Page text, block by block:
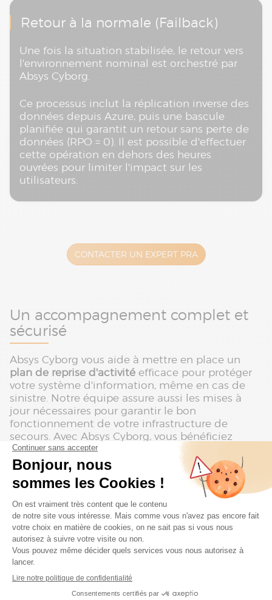
Retour à la normale (Failback)
Une fois la situation stabilisée, le retour vers
l'environnement nominal est orchestré par
Absys Cyborg.
Ce processus inclut la réplication inverse des
données depuis Azure, puis une bascule
planifiée qui garantit un retour sans perte de
données (RPO = 0). Il est possible d'effectuer
cette opération en dehors des heures
ouvrées pour limiter l'impact sur les
utilisateurs.
CONTACTER UN EXPERT PRA
Un accompagnement complet et
sécurisé
Absys Cyborg vous aide à mettre en place un
plan de reprise d'activité efficace pour protéger
votre système d'information, même en cas de
sinistre. Notre équipe assure aussi les mises à
jour nécessaires pour garantir le bon
fonctionnement de votre infrastructure de
secours. Avec Absys Cyborg, vous bénéficiez
d’une gestion totale de votre PRA.
Responsabilités claires (RACI)
Absys Cyborg gère la mise en place, la
supervision, les tests et les opérations de
failover/failback.
De plus, vous restez informé et consulté pour
toutes les décisions critiques.